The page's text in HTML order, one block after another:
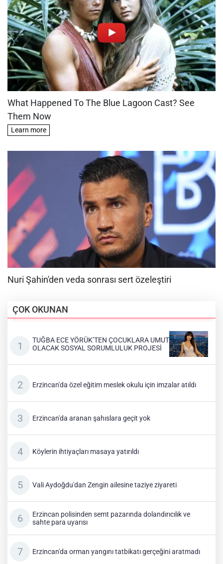
ÇOK OKUNAN
TUĞBA ECE YÖRÜK’TEN ÇOCUKLARA UMUT
OLACAK SOSYAL SORUMLULUK PROJESİ
Erzincan'da özel eğitim meslek okulu için imzalar atıldı
Erzincan'da aranan şahıslara geçit yok
Köylerin ihtiyaçları masaya yatırıldı
Vali Aydoğdu'dan Zengin ailesine taziye ziyareti
Erzincan polisinden semt pazarında dolandırıcılık ve
sahte para uyarısı
Erzincan'da orman yangını tatbikatı gerçeğini aratmadı